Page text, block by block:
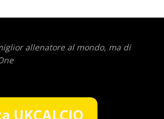
allenatore al mondo, ma di
UKCALCIO